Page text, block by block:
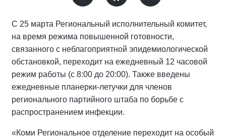
С 25 марта Региональный исполнительный комитет,
на время режима повышенной готовности,
связанного с неблагоприятной эпидемиологической
обстановкой, переходит на ежедневный 12 часовой
режим работы (с 8:00 до 20:00). Также введены
ежедневные планерки-летучки для членов
регионального партийного штаба по борьбе с
распространением инфекции.
«Коми Региональное отделение переходит на особый